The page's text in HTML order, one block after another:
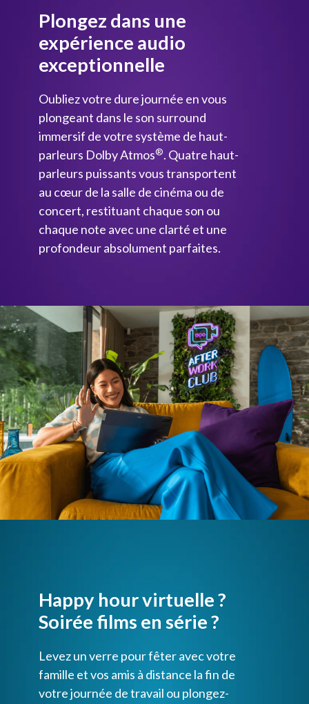
Plongez dans une
expérience audio
exceptionnelle
Oubliez votre dure journée en vous
plongeant dans le son surround
immersif de votre système de haut-
parleurs Dolby Atmos®. Quatre haut-
parleurs puissants vous transportent
au cœur de la salle de cinéma ou de
concert, restituant chaque son ou
chaque note avec une clarté et une
profondeur absolument parfaites.
Happy hour virtuelle ?
Soirée films en série ?
Levez un verre pour fêter avec votre
famille et vos amis à distance la fin de
votre journée de travail ou plongez-